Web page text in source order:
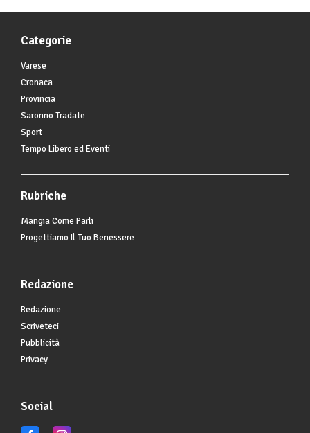
Categorie
Varese
Cronaca
Provincia
Saronno Tradate
Sport
Tempo Libero ed Eventi
Rubriche
Mangia Come Parli
Progettiamo Il Tuo Benessere
Redazione
Redazione
Scriveteci
Pubblicità
Privacy
Social